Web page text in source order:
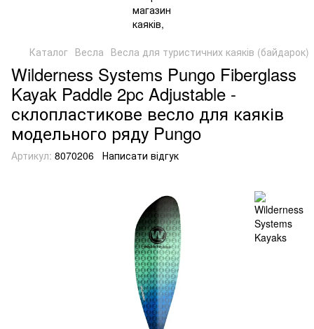
Каталог Весла Весла для туристичних каяків (байдарок)
Wilderness Systems Pungo Fiberglass
Kayak Paddle 2pc Adjustable -
склопластикове весло для каяків
модельного ряду Pungo
Артикул: 8070206 Написати відгук